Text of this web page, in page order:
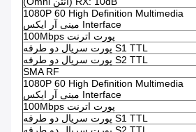
1080P 60 High Definition Multimedia
Interface مینی آر ایکس
پورت اترنت 100Mbps
S1 TTL پورت سریال دو طرفه
S2 TTL پورت سریال دو طرفه
SMA RF
1080P 60 High Definition Multimedia
Interface مینی آر ایکس
پورت اترنت 100Mbps
S1 TTL پورت سریال دو طرفه